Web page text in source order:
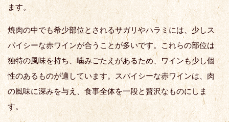
ます。
焼肉の中でも希少部位とされるサガリやハラミには、少しス
パイシーな赤ワインが合うことが多いです。これらの部位は
独特の風味を持ち、噛みごたえがあるため、ワインも少し個
性のあるものが適しています。スパイシーな赤ワインは、肉
の風味に深みを与え、食事全体を一段と贅沢なものにしま
す。